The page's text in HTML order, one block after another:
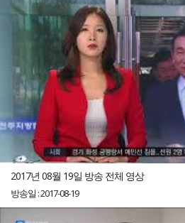
2017년 08월 19일 방송 전체 영상
방송일 : 2017-08-19